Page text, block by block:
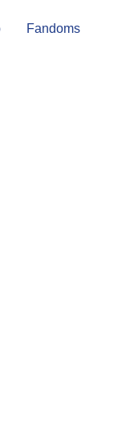
Fandoms